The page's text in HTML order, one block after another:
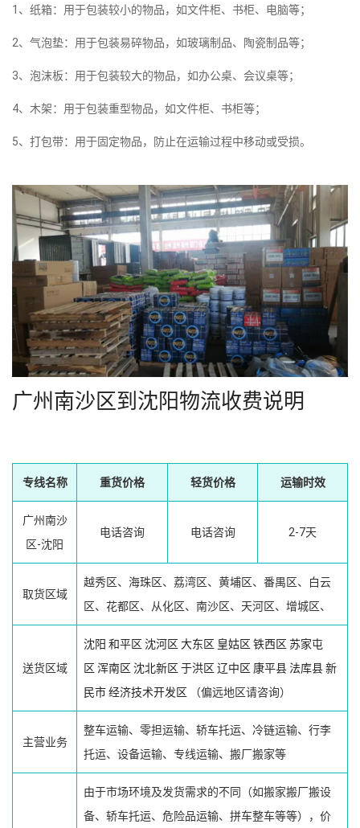
1、纸箱：用于包装较小的物品，如文件柜、书柜、电脑等；
2、气泡垫：用于包装易碎物品，如玻璃制品、陶瓷制品等；
3、泡沫板：用于包装较大的物品，如办公桌、会议桌等；
4、木架：用于包装重型物品，如文件柜、书柜等；
5、打包带：用于固定物品，防止在运输过程中移动或受损。
广州南沙区到沈阳物流收费说明
专线名称 重货价格 轻货价格 运输时效
广州南沙
区-沈阳
电话咨询 电话咨询 2-7天
取货区域
越秀区、海珠区、荔湾区、黄埔区、番禺区、白云
区、花都区、从化区、南沙区、天河区、增城区、
送货区域
沈阳 和平区 沈河区 大东区 皇姑区 铁西区 苏家屯
区 浑南区 沈北新区 于洪区 辽中区 康平县 法库县新
民市经济技术开发区 （偏远地区请咨询）
主营业务
整车运输、零担运输、轿车托运、冷链运输、行李
托运、设备运输、专线运输、搬厂搬家等
由于市场环境及发货需求的不同（如搬家搬厂搬设
备、轿车托运、危险品运输、拼车整车等等），价